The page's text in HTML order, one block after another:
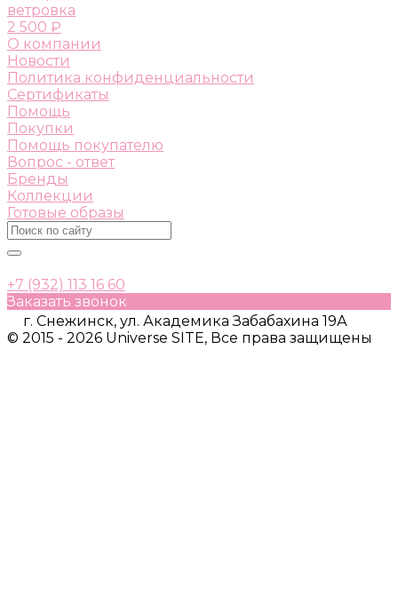
ветровка
2 500 ₽
О компании
Новости
Политика конфиденциальности
Сертификаты
Помощь
Покупки
Помощь покупателю
Вопрос - ответ
Бренды
Коллекции
Готовые образы
+7 (932) 113 16 60
Заказать звонок
г. Снежинск, ул. Академика Забабахина 19А
© 2015 - 2026 Universe SITE, Все права защищены